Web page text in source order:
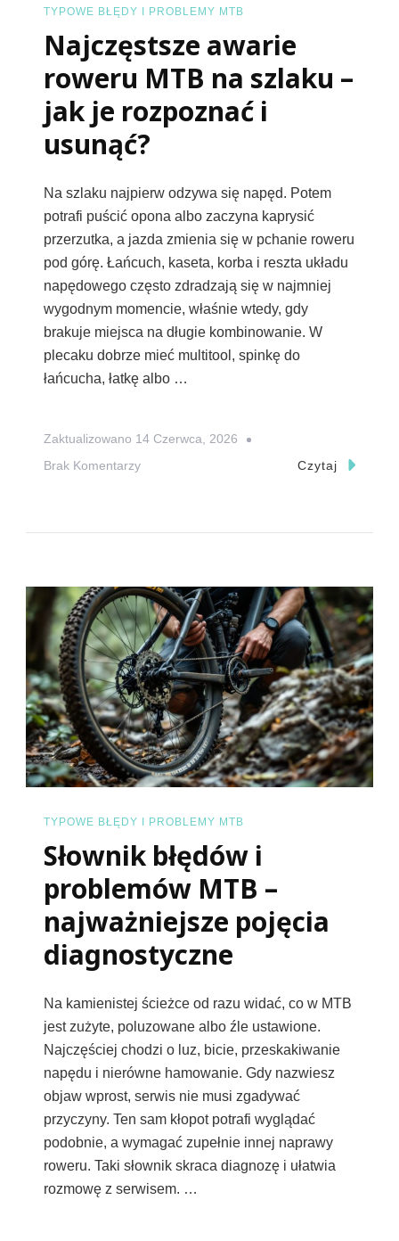
TYPOWE BŁĘDY I PROBLEMY MTB
Najczęstsze awarie
roweru MTB na szlaku –
jak je rozpoznać i
usunąć?
Na szlaku najpierw odzywa się napęd. Potem
potrafi puścić opona albo zaczyna kaprysić
przerzutka, a jazda zmienia się w pchanie roweru
pod górę. Łańcuch, kaseta, korba i reszta układu
napędowego często zdradzają się w najmniej
wygodnym momencie, właśnie wtedy, gdy
brakuje miejsca na długie kombinowanie. W
plecaku dobrze mieć multitool, spinkę do
łańcucha, łatkę albo …
Zaktualizowano 14 Czerwca, 2026
Brak KomentarzyDo
Na
Szlaku
–
Jak
Je
Rozpoznać
I
Usunąć?
Czytaj
TYPOWE BŁĘDY I PROBLEMY MTB
Słownik błędów i
problemów MTB –
najważniejsze pojęcia
diagnostyczne
Na kamienistej ścieżce od razu widać, co w MTB
jest zużyte, poluzowane albo źle ustawione.
Najczęściej chodzi o luz, bicie, przeskakiwanie
napędu i nierówne hamowanie. Gdy nazwiesz
objaw wprost, serwis nie musi zgadywać
przyczyny. Ten sam kłopot potrafi wyglądać
podobnie, a wymagać zupełnie innej naprawy
roweru. Taki słownik skraca diagnozę i ułatwia
rozmowę z serwisem. …